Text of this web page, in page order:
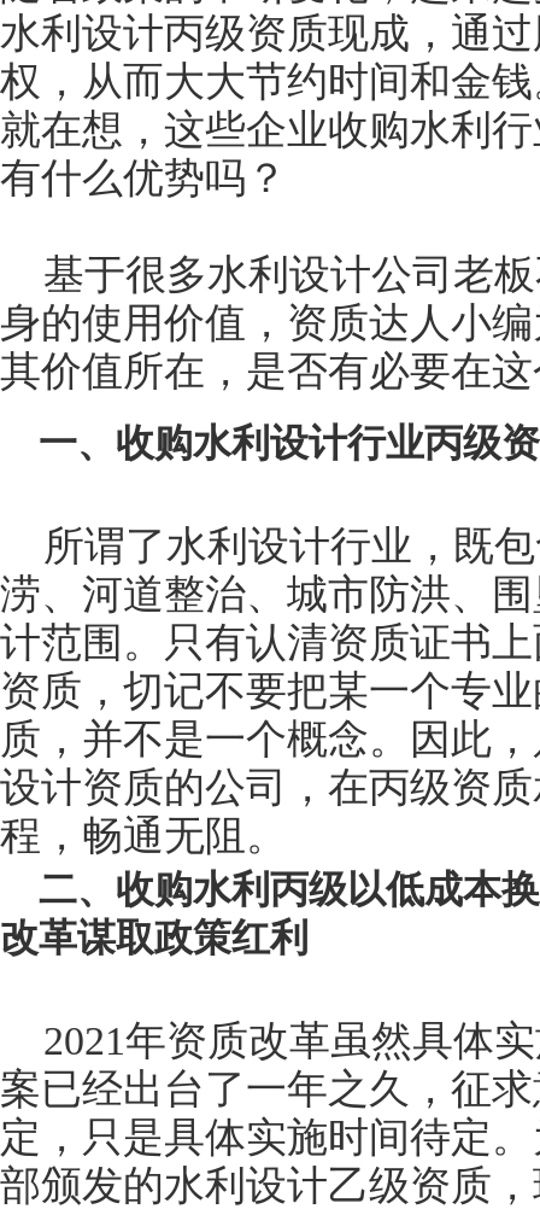
水利设计丙级资质现成，通
权，从而大大节约时间和金
就在想，这些企业收购水利
有什么优势吗？
基于很多水利设计公司老
身的使用价值，资质达人小
其价值所在，是否有必要在
一、收购水利设计行业丙级
所谓了水利设计行业，既
涝、河道整治、城市防洪、
计范围。只有认清资质证书
资质，切记不要把某一个专
质，并不是一个概念。因此
设计资质的公司，在丙级资
程，畅通无阻。
二、收购水利丙级以低成本
改革谋取政策红利
2021年资质改革虽然具体
案已经出台了一年之久，征
定，只是具体实施时间待定
部颁发的水利设计乙级资质